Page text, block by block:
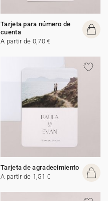
Tarjeta para número de
cuenta
A partir de 0,70 €
Tarjeta de agradecimiento
A partir de 1,51 €